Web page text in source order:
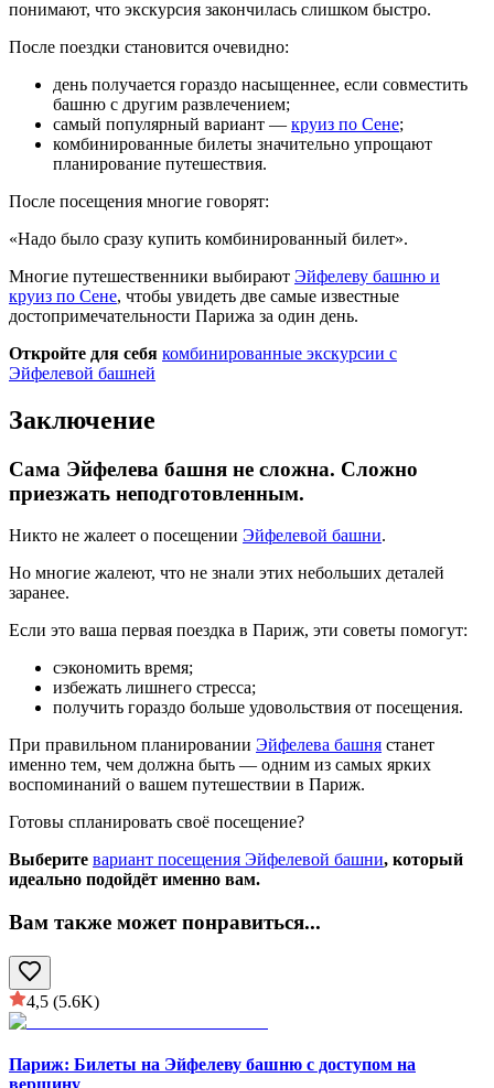
понимают, что экскурсия закончилась слишком быстро.
После поездки становится очевидно:
день получается гораздо насыщеннее, если совместить
башню с другим развлечением;
самый популярный вариант — круиз по Сене;
комбинированные билеты значительно упрощают
планирование путешествия.
После посещения многие говорят:
«Надо было сразу купить комбинированный билет».
Многие путешественники выбирают Эйфелеву башню и
круиз по Сене, чтобы увидеть две самые известные
достопримечательности Парижа за один день.
Откройте для себя комбинированные экскурсии с
Эйфелевой башней
Заключение
Сама Эйфелева башня не сложна. Сложно
приезжать неподготовленным.
Никто не жалеет о посещении Эйфелевой башни.
Но многие жалеют, что не знали этих небольших деталей
заранее.
Если это ваша первая поездка в Париж, эти советы помогут:
сэкономить время;
избежать лишнего стресса;
получить гораздо больше удовольствия от посещения.
При правильном планировании Эйфелева башня станет
именно тем, чем должна быть — одним из самых ярких
воспоминаний о вашем путешествии в Париж.
Готовы спланировать своё посещение?
Выберите вариант посещения Эйфелевой башни, который
идеально подойдёт именно вам.
Вам также может понравиться...
4,5 (5.6K)
Париж: Билеты на Эйфелеву башню с доступом на
вершину